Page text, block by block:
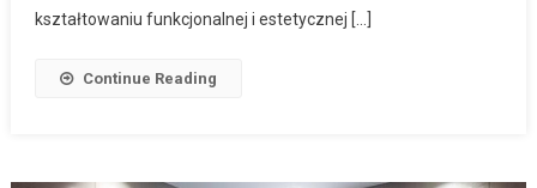
kształtowaniu funkcjonalnej i estetycznej […]
Continue Reading